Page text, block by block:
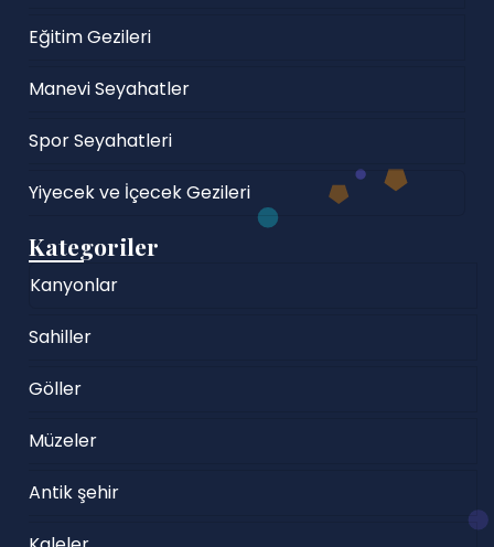
Eğitim Gezileri
Manevi Seyahatler
Spor Seyahatleri
Yiyecek ve İçecek Gezileri
Kategoriler
Kanyonlar
Sahiller
Göller
Müzeler
Antik şehir